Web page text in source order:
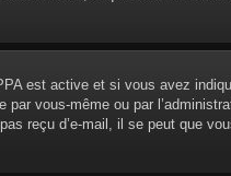
est active et si vous avez
vous-même ou par
reçu d’e-mail, il se peut que